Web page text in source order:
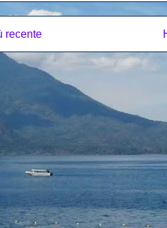
recente